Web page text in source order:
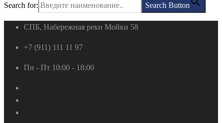
Search for: Search Button
СПБ, Набережная реки Мойки 58
+7 (911) 111 11 97
Пн - Пт 10:00 - 18:00